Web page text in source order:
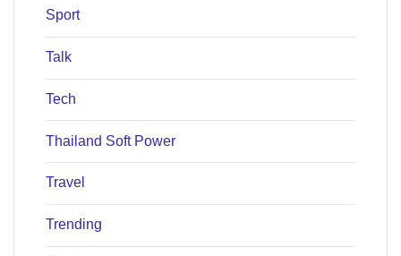
Sport
Talk
Tech
Thailand Soft Power
Travel
Trending